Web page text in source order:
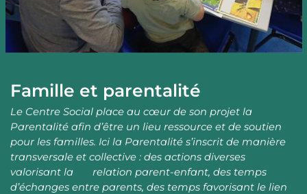
Famille et parentalité
Le Centre Social place au cœur de son projet la
Parentalité afin d’être un lieu ressource et de soutien
pour les familles. Ici la Parentalité s’inscrit de manière
transversale et collective : des actions diverses
valorisant la relation parent-enfant, des temps
d’échanges entre parents, des temps favorisant le lien